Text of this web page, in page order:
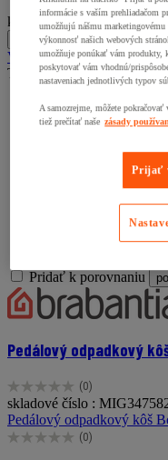
kus
Vložiť do košíka
Tento produkt nie je
Pridať k porovnaniu
Pedálový odpadkový
(0)
0.0
z
5
hviezdičiek.
skladové číslo :
Pedálový odpadkový kôš
(0)
0.0
informácie s vaším prehliadačom
umožňujú nášmu
výkonnosť našich webových
umožňuje ponúkať vám produkty,
poskytovať vám vhodnú/
nastaveniach jednotlivých typov
A samozrejme, môžete
tiež prečítať naše zásady
Prijať